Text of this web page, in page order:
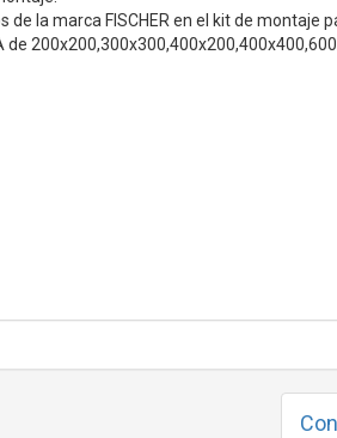
la marca FISCHER en el kit de montaje